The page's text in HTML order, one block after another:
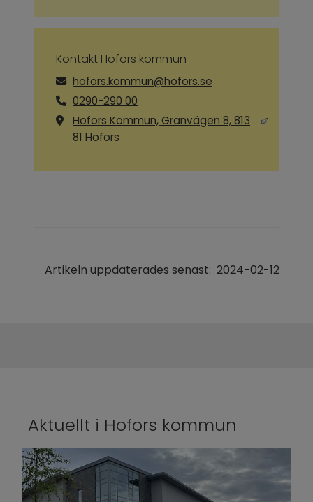
Kontakt Hofors kommun
hofors.kommun@hofors.se
0290-290 00
Hofors Kommun, Granvägen 8, 813
81 Hofors
Artikeln uppdaterades senast: 2024-02-12
Aktuellt i Hofors kommun